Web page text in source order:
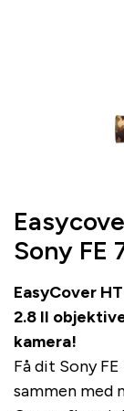
Sony FE
EasyCover
2.8 II
kamera!
Få dit Sony
sammen med